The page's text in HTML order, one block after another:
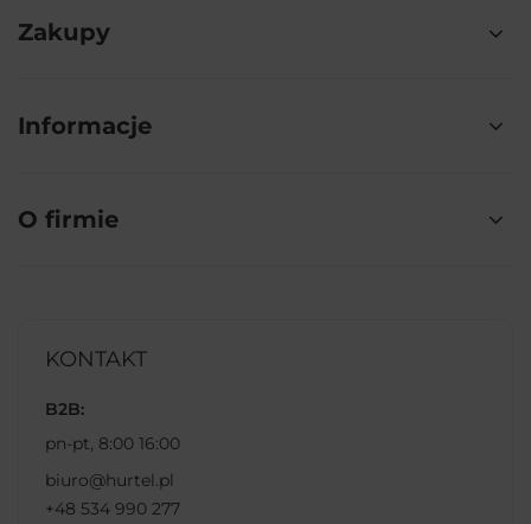
Zakupy
Informacje
O firmie
KONTAKT
B2B:
pn-pt, 8:00 16:00
biuro@hurtel.pl
+48 534 990 277